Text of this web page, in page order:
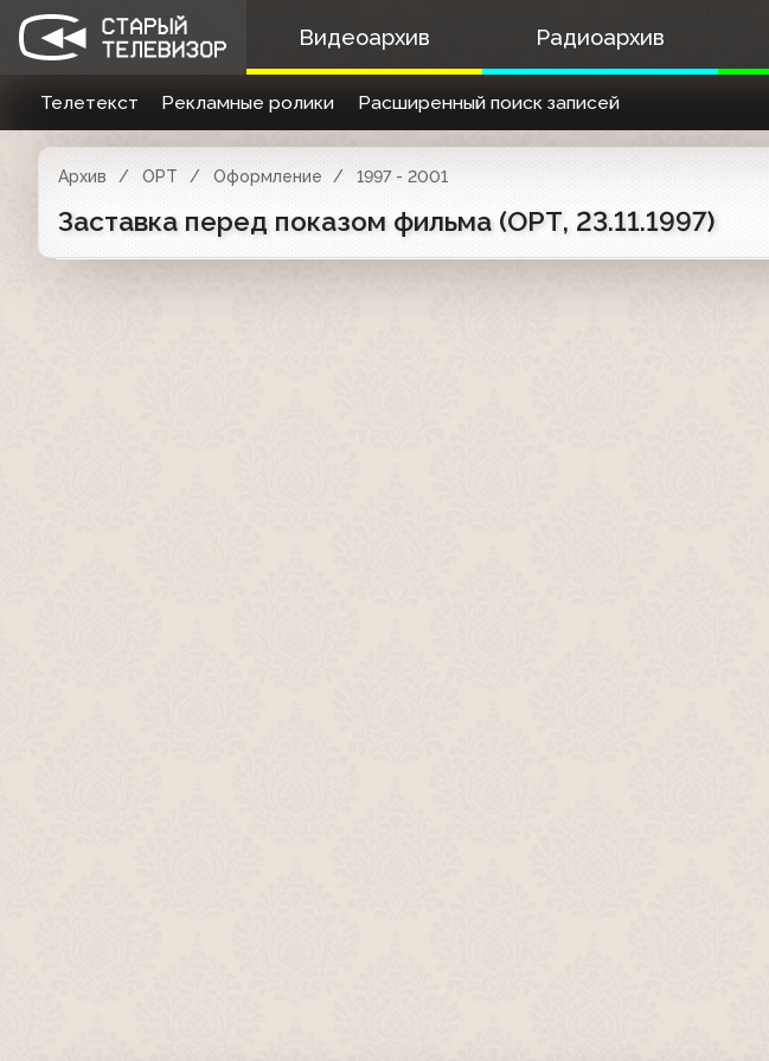
Видеоархив Радиоархив
Телетекст Рекламные ролики Расширенный поиск записей
Архив ОРТ Оформление 1997 - 2001
Заставка перед показом фильма (ОРТ, 23.11.1997)